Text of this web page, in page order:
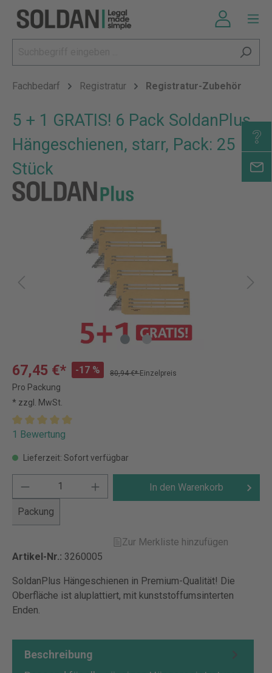
Fachbedarf Registratur Registratur-Zubehör
5 + 1 GRATIS! 6 Pack SoldanPlus
Hängeschienen, starr, Pack: 25
Stück
67,45 €* -17 % 80,94 €*Einzelpreis
Pro Packung
* zzgl. MwSt.
1 Bewertung
Lieferzeit: Sofort verfügbar
Packung
In den Warenkorb
Zur Merkliste hinzufügen
Artikel-Nr.: 3260005
SoldanPlus Hängeschienen in Premium-Qualität! Die
Oberfläche ist aluplattiert, mit kunststoffumsinterten
Enden.
Beschreibung